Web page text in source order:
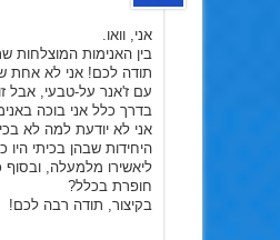
אני, וואו.
בין האנימות המוצלחות
תודה לכם! אני לא אחת
עם ז'אנר על-טבעי, אבל
בדרך כלל אני בוכה
אני לא יודעת למה לא
היחידות שבהן בכיתי היו
ליאשירו מלמעלה, ובסוף
חופרת בכלל?
בקיצור, תודה רבה לכם!